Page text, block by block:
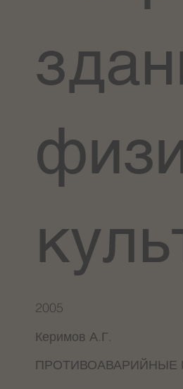
2005
Керимов А.Г.
ПРОТИВОАВАРИЙНЫЕ